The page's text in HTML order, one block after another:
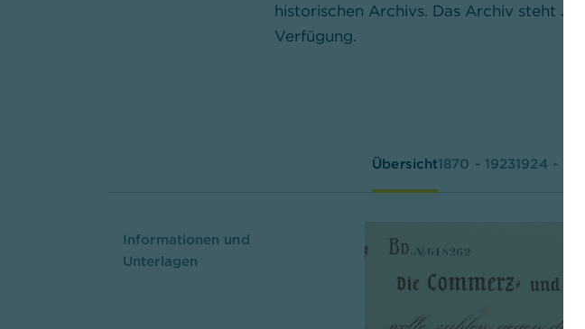
historischen Archivs. Das Archiv steht
Verfügung.
Übersicht1870 - 19231924 - 1945
Informationen und
Unterlagen